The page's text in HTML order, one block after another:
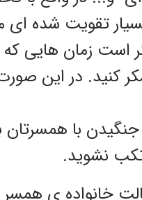
تقویت شده
است زمان هایی
کنید. در این
جنگیدن با
نشوید.
خانواده ی همسر